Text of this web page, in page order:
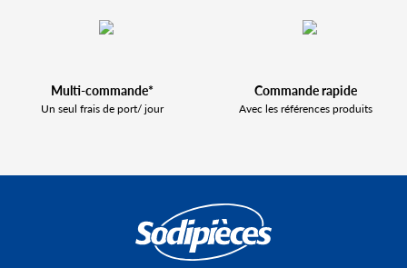
Multi-commande*
Un seul frais de port/ jour
Commande rapide
Avec les références produits